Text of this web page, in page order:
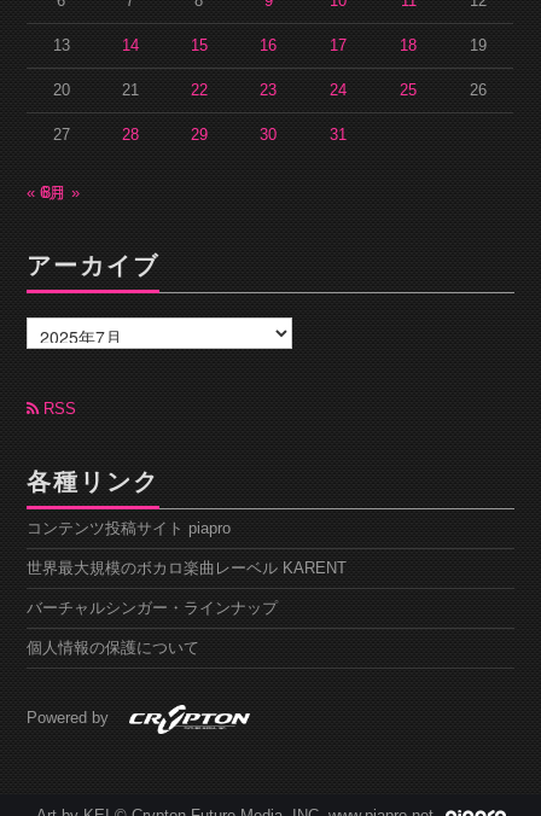
13 14 15 16 17 18 19
20 21 22 23 24 25 26
27 28 29 30 31
« 6月8月 »
アーカイブ
ー
カ
ブRSS
各種リンク
コンテンツ投稿サイト piapro
世界最大規模のボカロ楽曲レーベル KARENT
バーチャルシンガー・ラインナップ
個人情報の保護について
Powered by